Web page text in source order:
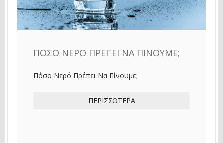
ΠΌΣΟ ΝΕΡΌ ΠΡΈΠΕΙ ΝΑ ΠΊΝΟΥΜΕ;
Πόσο Νερό Πρέπει Να Πίνουμε;
ΠΕΡΙΣΣΌΤΕΡΑ